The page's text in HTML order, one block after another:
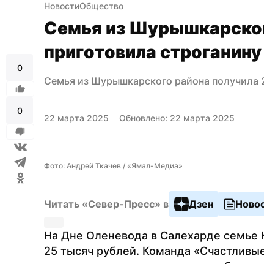
0
0
НовостиОбщество
Семья из
приготовила
Семья из Шурышкарского района получила
22 марта 2025 Обновлено: 22 марта 2025
Фото: Андрей Ткачев / «Ямал-Медиа»
Читать «Север-Пресс» в Дзен
На Дне Оленевода в Салехарде семье
25 тысяч рублей. Команда